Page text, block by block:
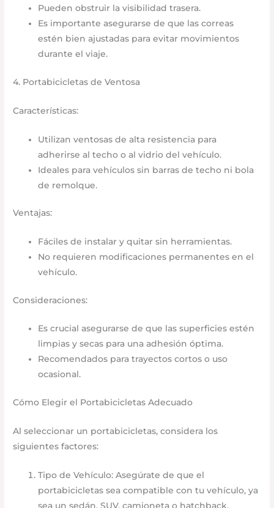
Pueden obstruir la visibilidad trasera.​
Es importante asegurarse de que las correas
estén bien ajustadas para evitar movimientos
durante el viaje.​
4. Portabicicletas de Ventosa
Características:
Utilizan ventosas de alta resistencia para
adherirse al techo o al vidrio del vehículo.​
Ideales para vehículos sin barras de techo ni bola
de remolque.​
Ventajas:
Fáciles de instalar y quitar sin herramientas.​
No requieren modificaciones permanentes en el
vehículo.​
Consideraciones:
Es crucial asegurarse de que las superficies estén
limpias y secas para una adhesión óptima.​
Recomendados para trayectos cortos o uso
ocasional.​
Cómo Elegir el Portabicicletas Adecuado
Al seleccionar un portabicicletas, considera los
siguientes factores:
Tipo de Vehículo: Asegúrate de que el
portabicicletas sea compatible con tu vehículo, ya
sea un sedán, SUV, camioneta o hatchback.​